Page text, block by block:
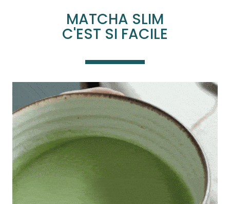
MATCHA SLIM
C'EST SI FACILE